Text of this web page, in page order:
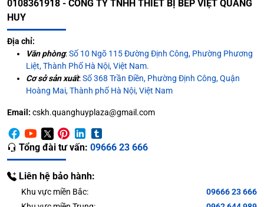
0108361918 - CÔNG TY TNHH THIẾT BỊ BẾP VIỆT QUANG
HUY
Địa chỉ:
Văn phòng:Số 10 Ngõ 115 Đường Định Công, Phường Phương
Liệt, Thành Phố Hà Nội, Việt Nam.
Cơ sở sản xuất:Số 368 Trần Điền, Phường Định Công, Quận
Hoàng Mai, Thành phố Hà Nội, Việt Nam
Email: cskh.quanghuyplaza@gmail.com
Tổng đài tư vấn: 09666 23 666
Liên hệ bảo hành:
Khu vực miền Bắc:
09666 23 666